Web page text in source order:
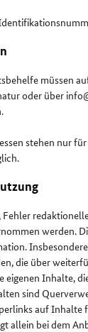
müssen
oder über
stehen nur
werden.
die über
eigenen Inhalte,
sind
auf
allein bei dem